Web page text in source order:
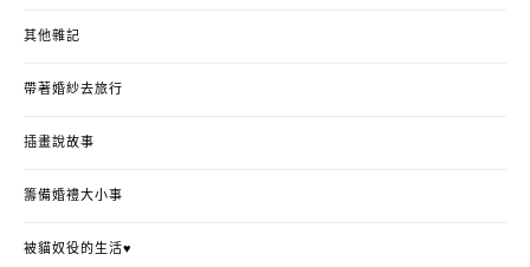
其他雜記
帶著婚紗去旅行
插畫說故事
籌備婚禮大小事
被貓奴役的生活♥